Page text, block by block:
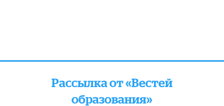
Рассылка от «Вестей
образования»